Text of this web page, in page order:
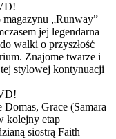
„Runway”
jej legendarna
walki o przyszłość
Znajome twarze i
stylowej kontynuacji
Grace (Samara
kolejny etap
siostrą Faith